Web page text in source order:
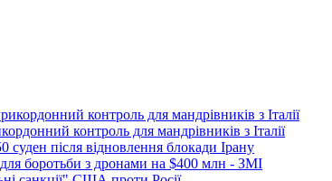
контроль для мандрівників з Італії
після відновлення блокади Ірану
боротьби з дронами на $400 млн - ЗМІ